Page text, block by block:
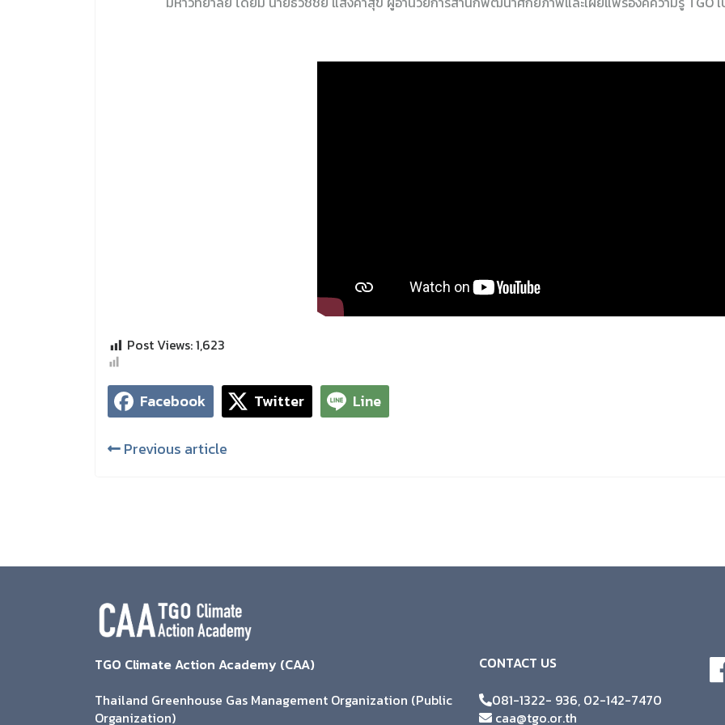
Post Views:1,623
Facebook Twitter Line
Previous article
TGO Climate Action Academy (CAA)
Thailand Greenhouse Gas Management Organization (Public
Organization)
CONTACT US
081-1322- 936, 02-142-7470
caa@tgo.or.th